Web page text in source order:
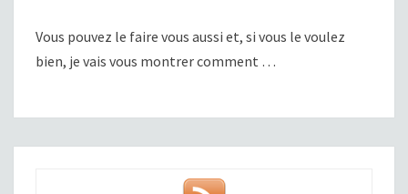
Vous pouvez le faire vous aussi et, si vous le voulez
bien, je vais vous montrer comment …